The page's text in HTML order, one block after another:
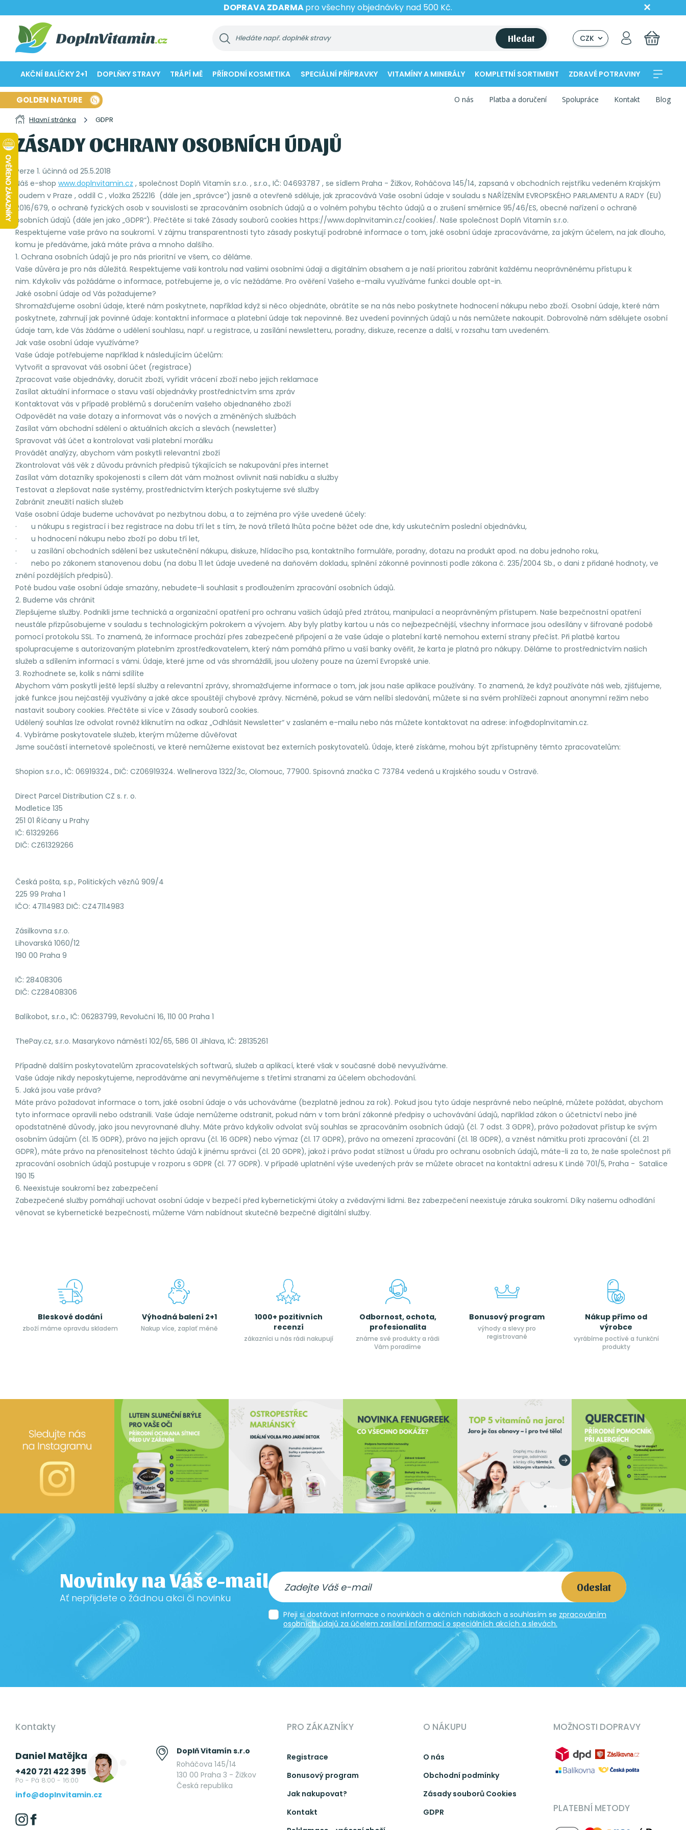
DOPRAVA ZDARMApro všechny objednávky nad 500 Kč.
Hledat CZK
AKČNÍ BALÍČKY 2+1 DOPLŇKY STRAVY TRÁPÍ MĚ PŘÍRODNÍ KOSMETIKA SPECIÁLNÍ PŘÍPRAVKY VITAMÍNY A MINERÁLY KOMPLETNÍ SORTIMENT ZDRAVÉ POTRAVINY
GOLDEN NATURE O nás Platba a doručení Spolupráce Kontakt Blog
Hlavní stránka GDPR
ZÁSADY OCHRANY OSOBNÍCH ÚDAJŮ
verze 1. účinná od 25.5.2018
Náš e-shop www.doplnvitamin.cz , společnost Doplň Vitamín s.r.o. , s.r.o., IČ: 04693787 , se sídlem Praha - Žižkov, Roháčova 145/14, zapsaná v obchodních rejstříku vedeném Krajským
soudem v Praze , oddíl C , vložka 252216 (dále jen „správce“) jasně a otevřeně sděluje, jak zpracovává Vaše osobní údaje v souladu s NAŘÍZENÍM EVROPSKÉHO PARLAMENTU A RADY (EU)
2016/679, o ochraně fyzických osob v souvislosti se zpracováním osobních údajů a o volném pohybu těchto údajů a o zrušení směrnice 95/46/ES, obecné nařízení o ochraně
osobních údajů (dále jen jako „GDPR“). Přečtěte si také Zásady souborů cookies https://www.doplnvitamin.cz/cookies/. Naše společnost Doplň Vitamín s.r.o.
Respektujeme vaše právo na soukromí. V zájmu transparentnosti tyto zásady poskytují podrobné informace o tom, jaké osobní údaje zpracováváme, za jakým účelem, na jak dlouho,
komu je předáváme, jaká máte práva a mnoho dalšího.
1. Ochrana osobních údajů je pro nás prioritní ve všem, co děláme.
Vaše důvěra je pro nás důležitá. Respektujeme vaši kontrolu nad vašimi osobními údaji a digitálním obsahem a je naší prioritou zabránit každému neoprávněnému přístupu k
nim. Kdykoliv vás požádáme o informace, potřebujeme je, o víc nežádáme. Pro ověření Vašeho e-mailu využíváme funkci double opt-in.
Jaké osobní údaje od Vás požadujeme?
Shromažďujeme osobní údaje, které nám poskytnete, například když si něco objednáte, obrátíte se na nás nebo poskytnete hodnocení nákupu nebo zboží. Osobní údaje, které nám
poskytnete, zahrnují jak povinné údaje: kontaktní informace a platební údaje tak nepovinné. Bez uvedení povinných údajů u nás nemůžete nakoupit. Dobrovolně nám sdělujete osobní
údaje tam, kde Vás žádáme o udělení souhlasu, např. u registrace, u zasílání newsletteru, poradny, diskuze, recenze a další, v rozsahu tam uvedeném.
Jak vaše osobní údaje využíváme?
Vaše údaje potřebujeme například k následujícím účelům:
Vytvořit a spravovat váš osobní účet (registrace)
Zpracovat vaše objednávky, doručit zboží, vyřídit vrácení zboží nebo jejich reklamace
Zasílat aktuální informace o stavu vaší objednávky prostřednictvím sms zpráv
Kontaktovat vás v případě problémů s doručením vašeho objednaného zboží
Odpovědět na vaše dotazy a informovat vás o nových a změněných službách
Zasílat vám obchodní sdělení o aktuálních akcích a slevách (newsletter)
Spravovat váš účet a kontrolovat vaši platební morálku
Provádět analýzy, abychom vám poskytli relevantní zboží
Zkontrolovat váš věk z důvodu právních předpisů týkajících se nakupování přes internet
Zasílat vám dotazníky spokojenosti s cílem dát vám možnost ovlivnit naši nabídku a služby
Testovat a zlepšovat naše systémy, prostřednictvím kterých poskytujeme své služby
Zabránit zneužití našich služeb
Vaše osobní údaje budeme uchovávat po nezbytnou dobu, a to zejména pro výše uvedené účely:
· u nákupu s registrací i bez registrace na dobu tří let s tím, že nová tříletá lhůta počne běžet ode dne, kdy uskutečním poslední objednávku,
· u hodnocení nákupu nebo zboží po dobu tří let,
· u zasílání obchodních sdělení bez uskutečnění nákupu, diskuze, hlídacího psa, kontaktního formuláře, poradny, dotazu na produkt apod. na dobu jednoho roku,
· nebo po zákonem stanovenou dobu (na dobu 11 let údaje uvedené na daňovém dokladu, splnění zákonné povinnosti podle zákona č. 235/2004 Sb., o dani z přidané hodnoty, ve
znění pozdějších předpisů).
Poté budou vaše osobní údaje smazány, nebudete-li souhlasit s prodloužením zpracování osobních údajů.
2. Budeme vás chránit
Zlepšujeme služby. Podnikli jsme technická a organizační opatření pro ochranu vašich údajů před ztrátou, manipulací a neoprávněným přístupem. Naše bezpečnostní opatření
neustále přizpůsobujeme v souladu s technologickým pokrokem a vývojem. Aby byly platby kartou u nás co nejbezpečnější, všechny informace jsou odesílány v šifrované podobě
pomocí protokolu SSL. To znamená, že informace prochází přes zabezpečené připojení a že vaše údaje o platební kartě nemohou externí strany přečíst. Při platbě kartou
spolupracujeme s autorizovaným platebním zprostředkovatelem, který nám pomáhá přímo u vaší banky ověřit, že karta je platná pro nákupy. Děláme to prostřednictvím našich
služeb a sdílením informací s vámi. Údaje, které jsme od vás shromáždili, jsou uloženy pouze na území Evropské unie.
3. Rozhodnete se, kolik s námi sdílíte
Abychom vám poskytli ještě lepší služby a relevantní zprávy, shromažďujeme informace o tom, jak jsou naše aplikace používány. To znamená, že když používáte náš web, zjišťujeme,
jaké funkce jsou nejčastěji využívány a jaké akce spouštějí chybové zprávy. Nicméně, pokud se vám nelíbí sledování, můžete si na svém prohlížeči zapnout anonymní režim nebo
nastavit soubory cookies. Přečtěte si více v Zásady souborů cookies.
Udělený souhlas lze odvolat rovněž kliknutím na odkaz „Odhlásit Newsletter“ v zaslaném e-mailu nebo nás můžete kontaktovat na adrese: info@doplnvitamin.cz.
4. Vybíráme poskytovatele služeb, kterým můžeme důvěřovat
Jsme součástí internetové společnosti, ve které nemůžeme existovat bez externích poskytovatelů. Údaje, které získáme, mohou být zpřístupněny těmto zpracovatelům:
Shopion s.r.o., IČ: 06919324., DIČ: CZ06919324. Wellnerova 1322/3c, Olomouc, 77900. Spisovná značka C 73784 vedená u Krajského soudu v Ostravě.
Direct Parcel Distribution CZ s. r. o.
Modletice 135
251 01 Říčany u Prahy
IČ: 61329266
DIČ: CZ61329266
Česká pošta, s.p., Politických vězňů 909/4
225 99 Praha 1
IČO: 47114983 DIČ: CZ47114983
Zásilkovna s.r.o.
Lihovarská 1060/12
190 00 Praha 9
IČ: 28408306
DIČ: CZ28408306
Balíkobot, s.r.o., IČ: 06283799, Revoluční 16, 110 00 Praha 1
ThePay.cz, s.r.o. Masarykovo náměstí 102/65, 586 01 Jihlava, IČ: 28135261
Případně dalším poskytovatelům zpracovatelských softwarů, služeb a aplikací, které však v současné době nevyužíváme.
Vaše údaje nikdy neposkytujeme, neprodáváme ani nevyměňujeme s třetími stranami za účelem obchodování.
5. Jaká jsou vaše práva?
Máte právo požadovat informace o tom, jaké osobní údaje o vás uchováváme (bezplatně jednou za rok). Pokud jsou tyto údaje nesprávné nebo neúplné, můžete požádat, abychom
tyto informace opravili nebo odstranili. Vaše údaje nemůžeme odstranit, pokud nám v tom brání zákonné předpisy o uchovávání údajů, například zákon o účetnictví nebo jiné
opodstatněné důvody, jako jsou nevyrovnané dluhy. Máte právo kdykoliv odvolat svůj souhlas se zpracováním osobních údajů (čl. 7 odst. 3 GDPR), právo požadovat přístup ke svým
osobním údajům (čl. 15 GDPR), právo na jejich opravu (čl. 16 GDPR) nebo výmaz (čl. 17 GDPR), právo na omezení zpracování (čl. 18 GDPR), a vznést námitku proti zpracování (čl. 21
GDPR), máte právo na přenositelnost těchto údajů k jinému správci (čl. 20 GDPR), jakož i právo podat stížnost u Úřadu pro ochranu osobních údajů, máte-li za to, že naše společnost při
zpracování osobních údajů postupuje v rozporu s GDPR (čl. 77 GDPR). V případě uplatnění výše uvedených práv se můžete obracet na kontaktní adresu K Lindě 701/5, Praha - Satalice
190 15
6. Neexistuje soukromí bez zabezpečení
Zabezpečené služby pomáhají uchovat osobní údaje v bezpečí před kybernetickými útoky a zvědavými lidmi. Bez zabezpečení neexistuje záruka soukromí. Díky našemu odhodlání
věnovat se kybernetické bezpečnosti, můžeme Vám nabídnout skutečně bezpečné digitální služby.
Bleskové dodání
zboží máme opravdu skladem
Výhodná balení 2+1
Nakup více, zaplať méně
1000+ pozitivních
recenzí
zákazníci u nás rádi nakupují
Odbornost, ochota,
profesionalita
známe své produkty a rádi
Vám poradíme
Bonusový program
výhody a slevy pro
registrované
Nákup přímo od
výrobce
vyrábíme poctívé a funkční
produkty
Novinky na Váš e-mail
Ať nepřijdete o žádnou akci či novinku
Odeslat
Přeji si dostávat informace o novinkách a akčních nabídkách a souhlasím se zpracováním
osobních údajů za účelem zasílání informací o speciálních akcích a slevách.
Kontakty
Daniel Matějka
+420 721 422 395
Po - Pá 8:00 - 16:00
info@doplnvitamin.cz
Doplň Vitamín s.r.o
Roháčova 145/14
130 00 Praha 3 - Žižkov
Česká republika
PRO ZÁKAZNÍKY
Registrace
Bonusový program
Jak nakupovat?
Kontakt
O NÁKUPU
O nás
Obchodní podmínky
Zásady souborů Cookies
GDPR
MOŽNOSTI DOPRAVY
PLATEBNÍ METODY